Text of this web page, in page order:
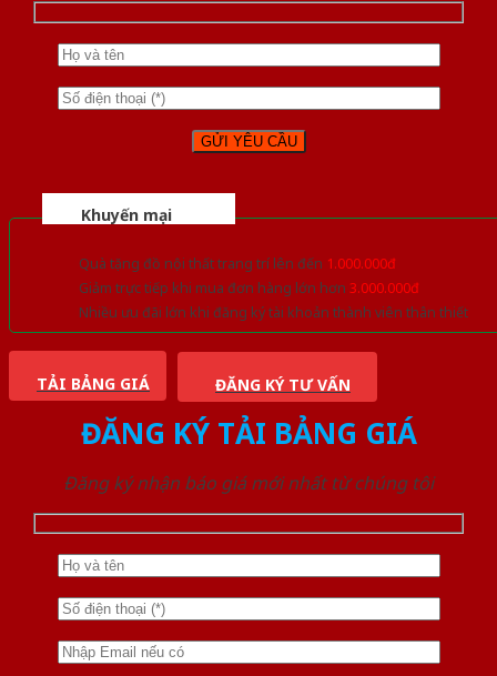
Khuyến mại
Quà tặng đồ nội thất trang trí lên đến 1.000.000đ
Giảm trực tiếp khi mua đơn hàng lớn hơn 3.000.000đ
Nhiều ưu đãi lớn khi đăng ký tài khoản thành viên thân thiết
TẢI BẢNG GIÁ ĐĂNG KÝ TƯ VẤN
ĐĂNG KÝ TẢI BẢNG GIÁ
Đăng ký nhận báo giá mới nhất từ chúng tôi